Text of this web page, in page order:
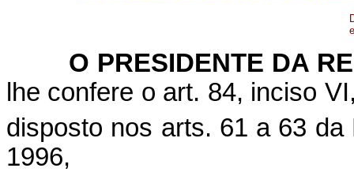
O PRESIDENTE DA
lhe confere o art. 84, inciso
disposto nos arts. 61 a 63 da
1996,